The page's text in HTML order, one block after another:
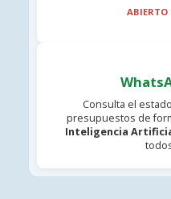
ABIERTO
Consulta el
presupuestos de
Inteligencia